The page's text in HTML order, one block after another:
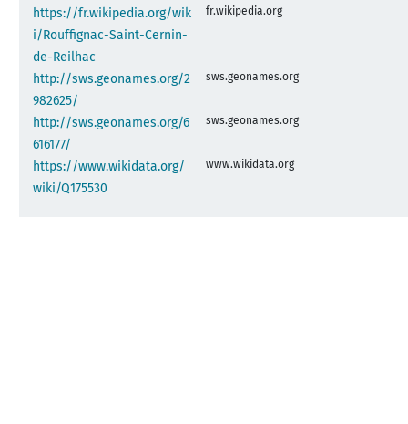
https://fr.wikipedia.org/wik
i/Rouffignac-Saint-Cernin-
de-Reilhac
fr.wikipedia.org
http://sws.geonames.org/2
982625/
sws.geonames.org
http://sws.geonames.org/6
616177/
sws.geonames.org
https://www.wikidata.org/
wiki/Q175530
www.wikidata.org